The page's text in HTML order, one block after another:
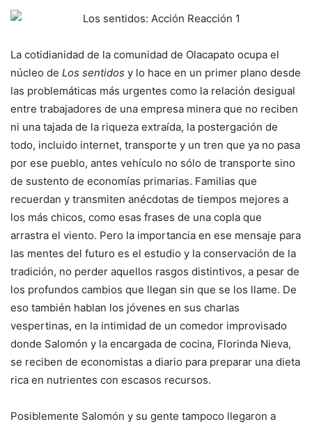
La cotidianidad de la comunidad de Olacapato ocupa el
núcleo de Los sentidos y lo hace en un primer plano desde
las problemáticas más urgentes como la relación desigual
entre trabajadores de una empresa minera que no reciben
ni una tajada de la riqueza extraída, la postergación de
todo, incluido internet, transporte y un tren que ya no pasa
por ese pueblo, antes vehículo no sólo de transporte sino
de sustento de economías primarias. Familias que
recuerdan y transmiten anécdotas de tiempos mejores a
los más chicos, como esas frases de una copla que
arrastra el viento. Pero la importancia en ese mensaje para
las mentes del futuro es el estudio y la conservación de la
tradición, no perder aquellos rasgos distintivos, a pesar de
los profundos cambios que llegan sin que se los llame. De
eso también hablan los jóvenes en sus charlas
vespertinas, en la intimidad de un comedor improvisado
donde Salomón y la encargada de cocina, Florinda Nieva,
se reciben de economistas a diario para preparar una dieta
rica en nutrientes con escasos recursos.
Posiblemente Salomón y su gente tampoco llegaron a